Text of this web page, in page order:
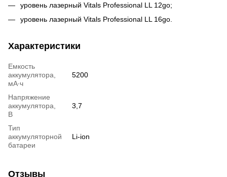
уровень лазерный Vitals Professional LL 12go;
уровень лазерный Vitals Professional LL 16go.
Характеристики
Емкость
аккумулятора,
мA∙ч
5200
Напряжение
аккумулятора,
В
3,7
Тип
аккумуляторной
батареи
Li-ion
Отзывы